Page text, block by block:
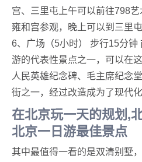
宫、三里屯上午可以前往798
雍和宫参观，晚上可以到三里屯
6、广场（5小时） 步行15分钟
游的代表性景点之一，可以在
人民英雄纪念碑、毛主席纪念
街之一，经过改造成为了现代
在北京玩一天的规划,
北京一日游最佳景点
其中最值得一看的是双清别墅